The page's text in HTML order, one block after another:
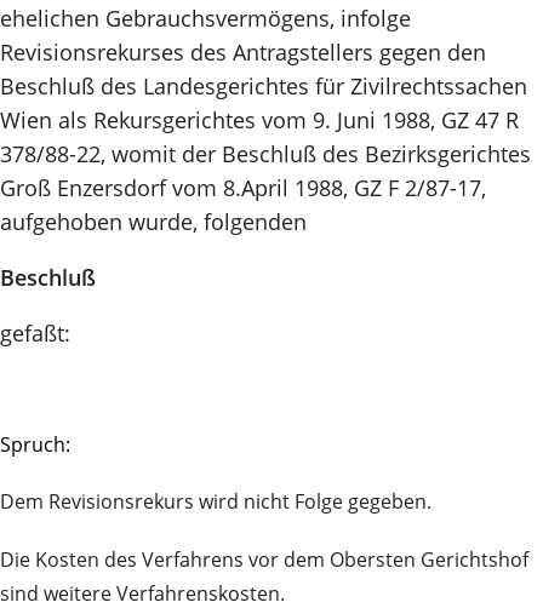
ehelichen Gebrauchsvermögens, infolge
Revisionsrekurses des Antragstellers gegen den
Beschluß des Landesgerichtes für Zivilrechtssachen
Wien als Rekursgerichtes vom 9. Juni 1988, GZ 47 R
378/88-22, womit der Beschluß des Bezirksgerichtes
Groß Enzersdorf vom 8.April 1988, GZ F 2/87-17,
aufgehoben wurde, folgenden
Beschluß
gefaßt:
Spruch:
Dem Revisionsrekurs wird nicht Folge gegeben.
Die Kosten des Verfahrens vor dem Obersten Gerichtshof
sind weitere Verfahrenskosten.